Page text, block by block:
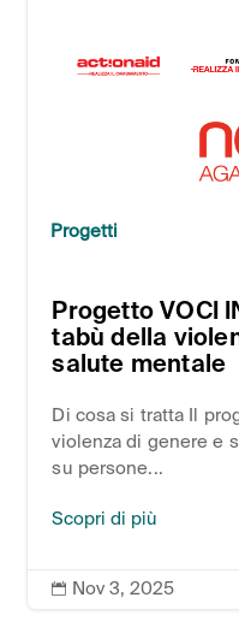
Progetti
Progetto VOCI
tabù della
salute mentale
Di cosa si tratta Il
violenza di genere e
su persone...
Scopri di più
 Nov 3, 2025